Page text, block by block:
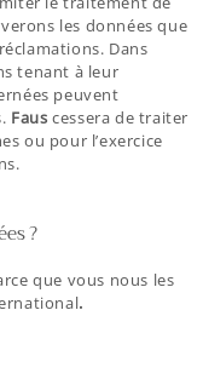
les données que
Dans
tenant à leur
peuvent
Faus cessera de traiter
ou pour l’exercice
?
que vous nous les
.